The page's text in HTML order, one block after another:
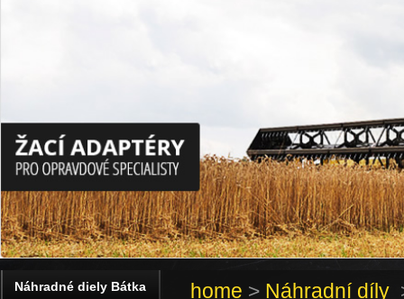
home > Náhradní díly
Náhradné diely Bátka